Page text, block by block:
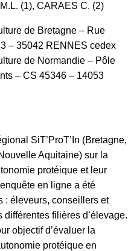
(1), CARAES C. (2)
de Bretagne – Rue
– 35042 RENNES cedex
de Normandie – Pôle
– CS 45346 – 14053
SiT’ProT’In (Bretagne,
Aquitaine) sur la
protéique et leur
en ligne a été
: éleveurs, conseillers et
filières d’élevage.
objectif d’évaluer la
protéique en